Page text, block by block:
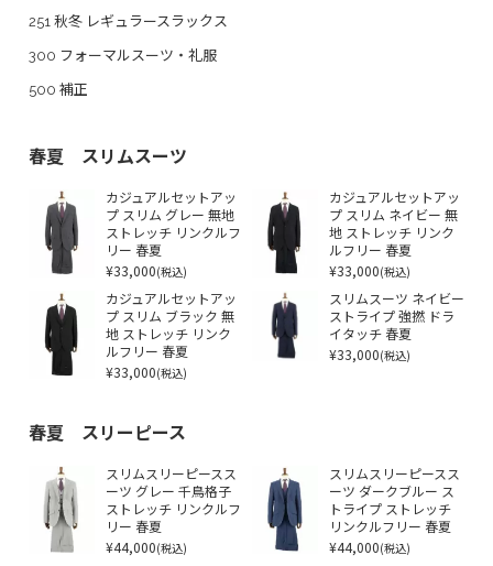
251 秋冬 レギュラースラックス
300 フォーマルスーツ・礼服
500 補正
春夏 スリムスーツ
カジュアルセットアッ
プ スリム グレー 無地
ストレッチ リンクルフ
リー 春夏
¥33,000(税込)
カジュアルセットアッ
プ スリム ネイビー 無
地 ストレッチ リンク
ルフリー 春夏
¥33,000(税込)
カジュアルセットアッ
プ スリム ブラック 無
地 ストレッチ リンク
ルフリー 春夏
¥33,000(税込)
スリムスーツ ネイビー
ストライプ 強撚 ドラ
イタッチ 春夏
¥33,000(税込)
春夏 スリーピース
スリムスリーピースス
ーツ グレー 千鳥格子
ストレッチ リンクルフ
リー 春夏
¥44,000(税込)
スリムスリーピースス
ーツ ダークブルー ス
トライプ ストレッチ
リンクルフリー 春夏
¥44,000(税込)